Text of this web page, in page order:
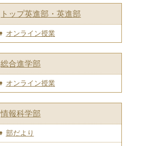
トップ英進部・英進部
オンライン授業
総合進学部
オンライン授業
情報科学部
部だより